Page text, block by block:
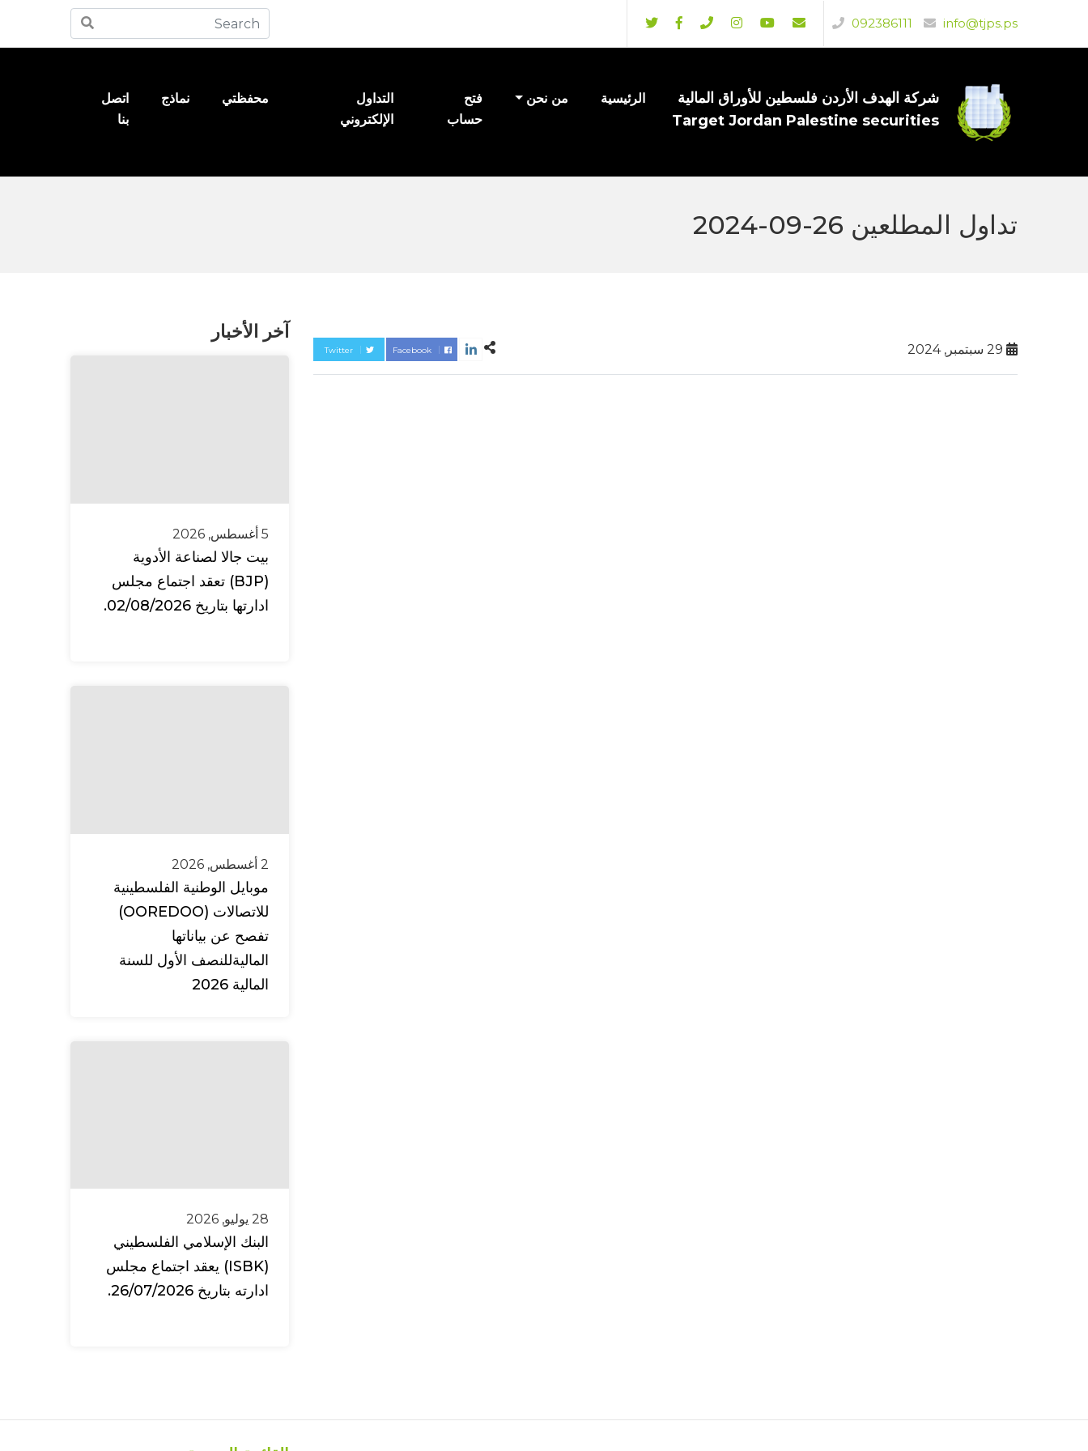
info@tjps.ps
092386111
شركة الهدف الأردن فلسطين للأوراق المالية
Target Jordan Palestine securities
الرئيسية من نحن
فتح
حساب
التداول
الإلكتروني
محفظتي نماذج
اتصل
بنا
تداول المطلعين 26-09-2024
Twitter Facebook
آخر الأخبار
5 أغسطس, 2026
بيت جالا لصناعة الأدوية
(BJP) تعقد اجتماع مجلس
ادارتها بتاريخ 02/08/2026.
2 أغسطس, 2026
موبايل الوطنية الفلسطينية
للاتصالات (OOREDOO)
تفصح عن بياناتها
الماليةللنصف الأول للسنة
المالية 2026
28 يوليو, 2026
البنك الإسلامي الفلسطيني
(ISBK) يعقد اجتماع مجلس
ادارته بتاريخ 26/07/2026.